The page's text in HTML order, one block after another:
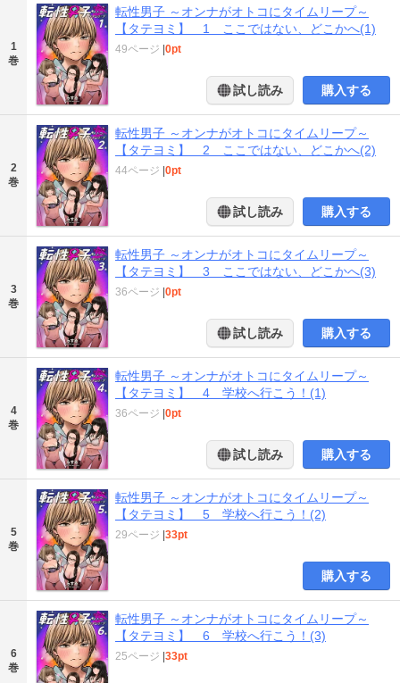
1
巻
転性男子 ～オンナがオトコにタイムリープ～
【タテヨミ】 1 ここではない、どこかへ(1)
49ページ |0pt
試し読み 購入する
2
巻
転性男子 ～オンナがオトコにタイムリープ～
【タテヨミ】 2 ここではない、どこかへ(2)
44ページ |0pt
試し読み 購入する
3
巻
転性男子 ～オンナがオトコにタイムリープ～
【タテヨミ】 3 ここではない、どこかへ(3)
36ページ |0pt
試し読み 購入する
4
巻
転性男子 ～オンナがオトコにタイムリープ～
【タテヨミ】 4 学校へ行こう！(1)
36ページ |0pt
試し読み 購入する
5
巻
転性男子 ～オンナがオトコにタイムリープ～
【タテヨミ】 5 学校へ行こう！(2)
29ページ |33pt
購入する
6
巻
転性男子 ～オンナがオトコにタイムリープ～
【タテヨミ】 6 学校へ行こう！(3)
25ページ |33pt